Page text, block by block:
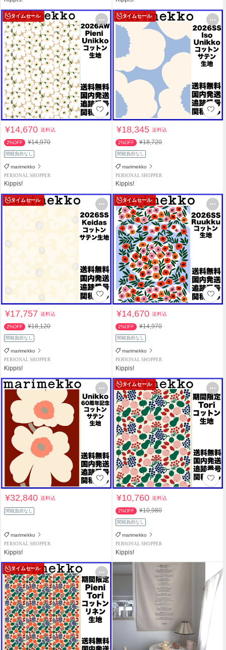
タイムセール
¥14,670送料込
2%OFF ¥14,970
関税負担なし
marimekko
PERSONAL SHOPPER
Kippis!
タイムセール
¥18,345送料込
2%OFF ¥18,720
関税負担なし
marimekko
PERSONAL SHOPPER
Kippis!
タイムセール
¥17,757送料込
2%OFF ¥18,120
関税負担なし
marimekko
PERSONAL SHOPPER
Kippis!
タイムセール
¥14,670送料込
2%OFF ¥14,970
関税負担なし
marimekko
PERSONAL SHOPPER
Kippis!
¥32,840送料込
関税負担なし
marimekko
PERSONAL SHOPPER
Kippis!
タイムセール
¥10,760送料込
2%OFF ¥10,980
関税負担なし
marimekko
PERSONAL SHOPPER
Kippis!
タイムセール